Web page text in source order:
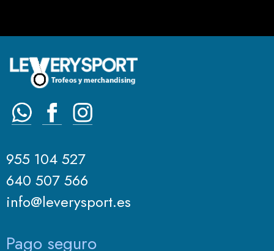
955 104 527
640 507 566
info@leverysport.es
Pago seguro